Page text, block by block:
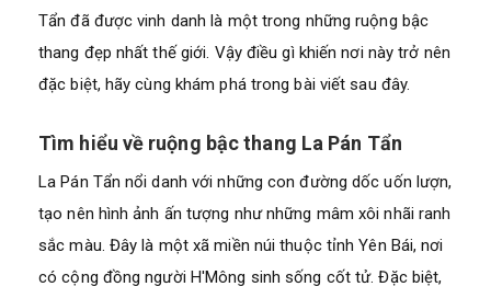
Tẩn đã được vinh danh là một trong những ruộng bậc
thang đẹp nhất thế giới. Vậy điều gì khiến nơi này trở nên
đặc biệt, hãy cùng khám phá trong bài viết sau đây.
Tìm hiểu về ruộng bậc thang La Pán Tẩn
La Pán Tẩn nổi danh với những con đường dốc uốn lượn,
tạo nên hình ảnh ấn tượng như những mâm xôi nhãi ranh
sắc màu. Đây là một xã miền núi thuộc tỉnh Yên Bái, nơi
có cộng đồng người H'Mông sinh sống cốt tử. Đặc biệt,